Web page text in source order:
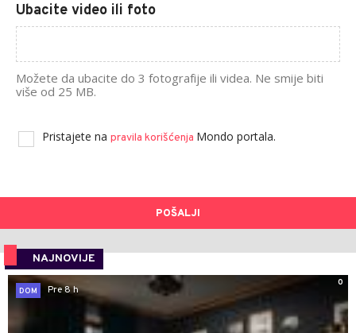
Ubacite video ili foto
Možete da ubacite do 3 fotografije ili videa. Ne smije biti
više od 25 MB.
Pristajete na pravila korišćenja Mondo portala.
POŠALJI
NAJNOVIJE
0
DOM
Pre 8 h